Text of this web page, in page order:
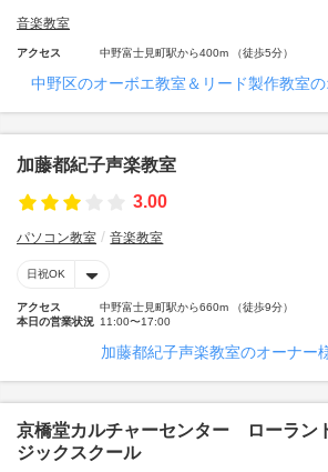
音楽教室
アクセス 中野富士見町駅から400m （徒歩5分）
中野区のオーボエ教室＆リード製作教室
加藤都紀子声楽教室
3.00
パソコン教室 音楽教室
日祝OK
アクセス
中野富士見町駅から660m （徒歩9分）
本日の営業状況 11:00〜17:00
加藤都紀子声楽教室のオーナー
京橋堂カルチャーセンター ローラン
ジックスクール